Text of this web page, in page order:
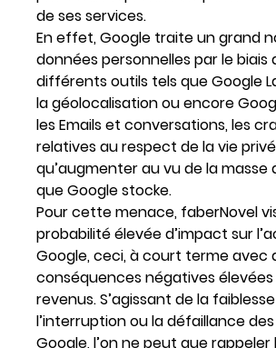
de ses services.
En effet, Google traite un grand
données personnelles par le biais
différents outils tels que Google
la géolocalisation ou encore
les Emails et conversations, les
relatives au respect de la vie
qu’augmenter au vu de la masse
que Google stocke.
Pour cette menace, faberNovel
probabilité élevée d’impact sur
Google, ceci, à court terme avec
conséquences négatives élevées
revenus. S’agissant de la
l’interruption ou la défaillance
Google, l’on ne peut que